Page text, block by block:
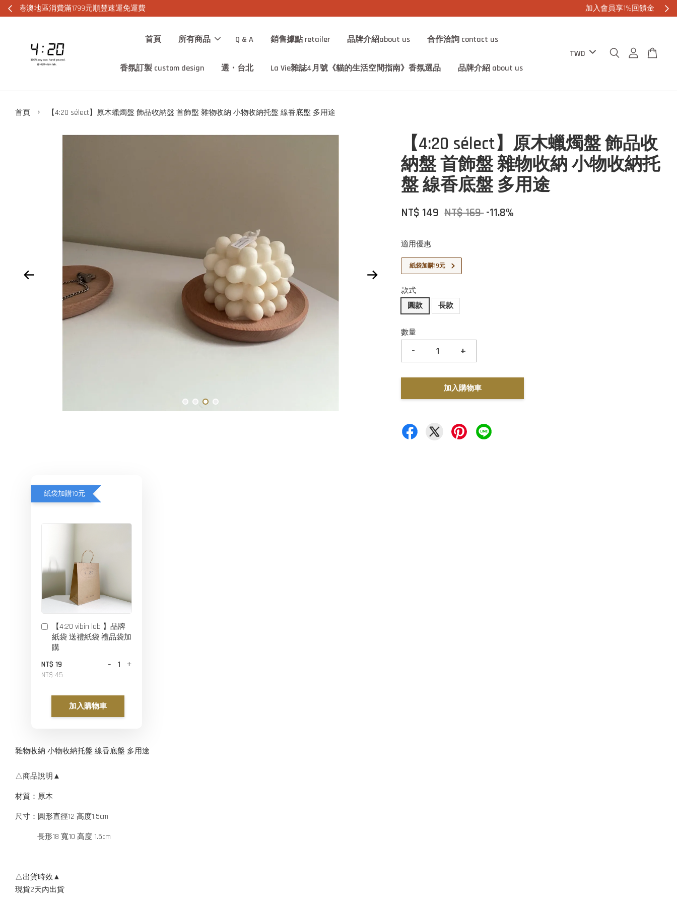
首頁 所有商品 Q & A 銷售據點 retailer 品牌介紹about us 合作洽詢 contact us
香氛訂製 custom design 選・台北 La Vie雜誌4月號《貓的生活空間指南》香氛選品 品牌介紹 about us
首頁 › 【4:20 sélect】原木蠟燭盤 飾品收納盤 首飾盤 雜物收納 小物收納托盤 線香底盤 多用途
【4:20 sélect】原木蠟燭盤 飾品收
納盤 首飾盤 雜物收納 小物收納托
盤 線香底盤 多用途
NT$ 149 NT$ 169-11.8%
適用優惠
紙袋加購19元
款式
圓款
長款
數量
- +
加入購物車
紙袋加購19元
【4:20 vibin lab 】品牌
紙袋 送禮紙袋 禮品袋加
購
NT$ 19
NT$ 45
- +
加入購物車
雜物收納 小物收納托盤 線香底盤 多用途
△商品說明▲
材質：原木
尺寸：圓形直徑12 高度1.5cm
長形18 寬10 高度 1.5cm
△出貨時效▲
現貨2天內出貨